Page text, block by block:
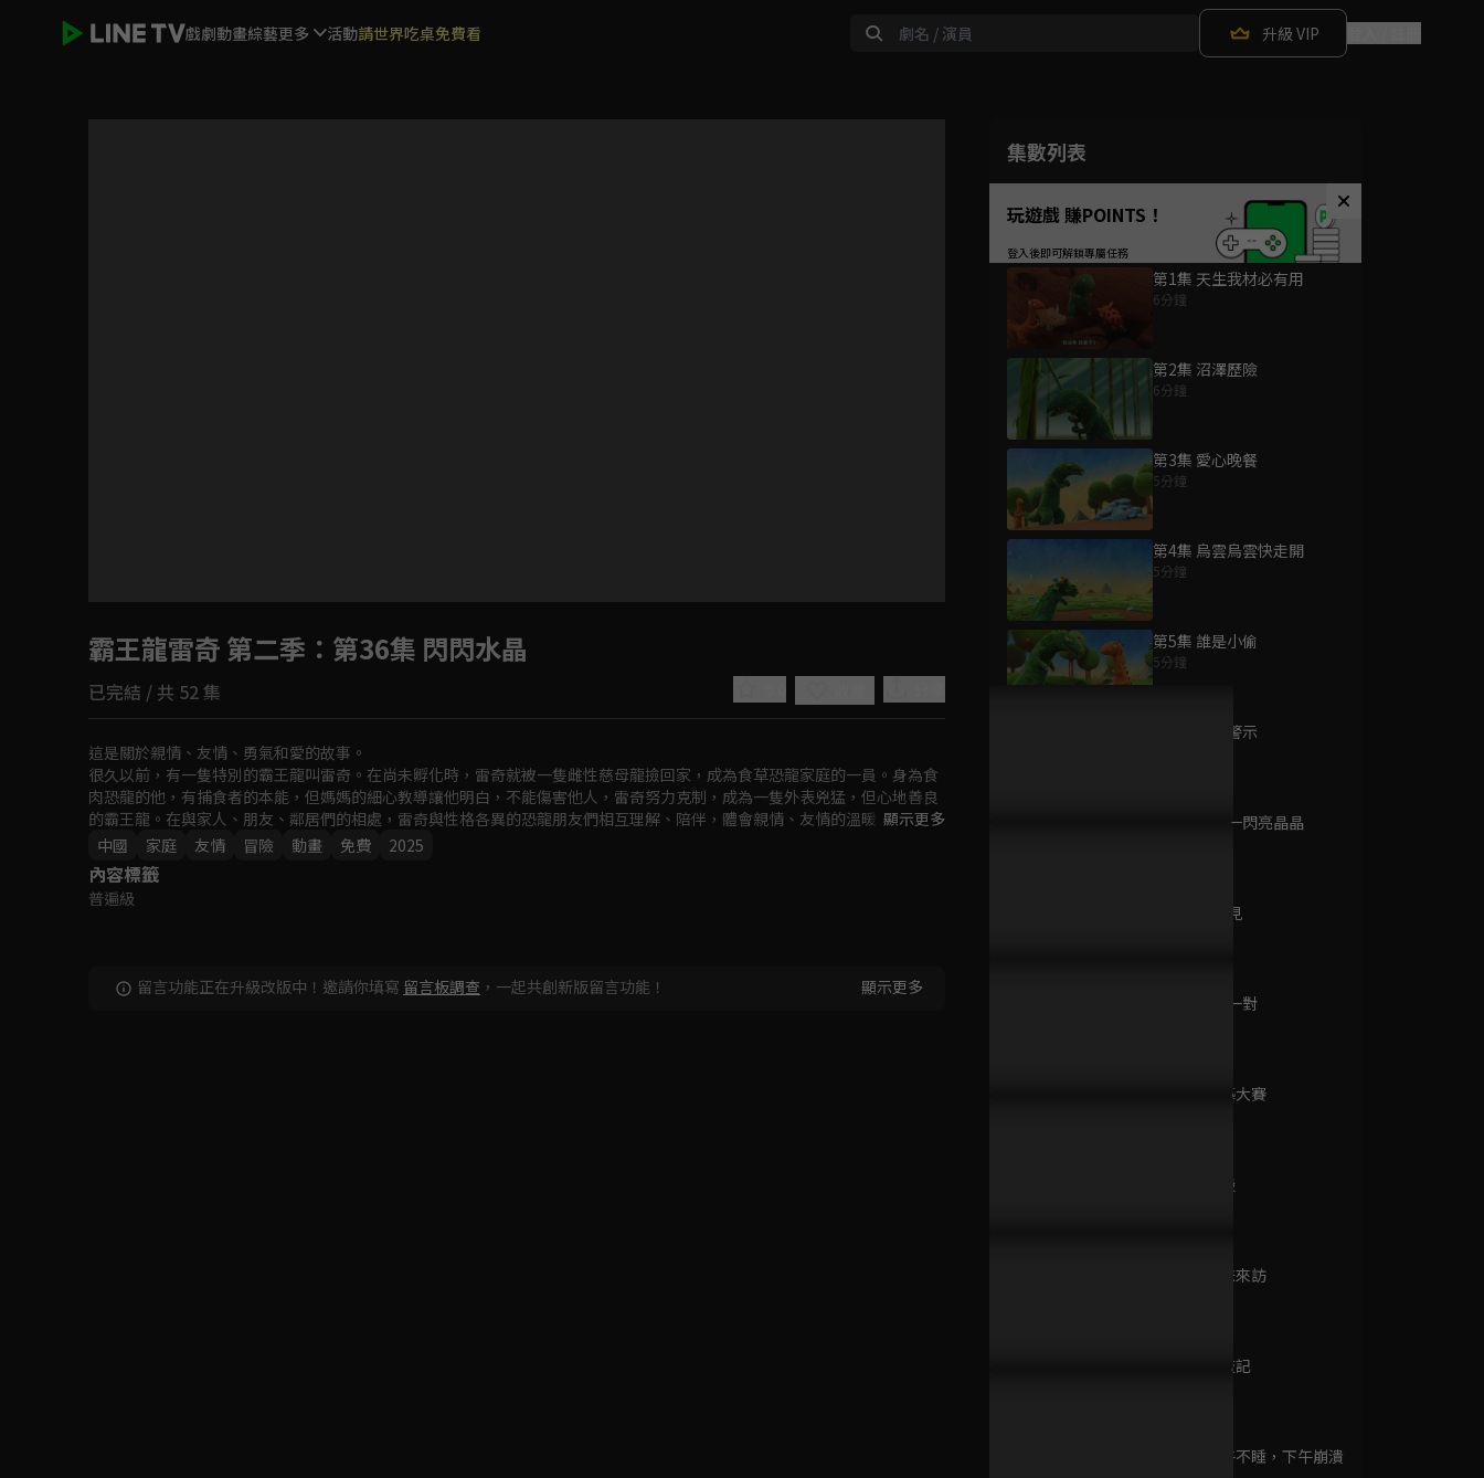
戲劇動畫綜藝更多 活動請世界吃桌免費看 升級 VIP
如有不便請見諒
集數列表
玩遊戲 賺POINTS！
第1集 天生我材必有用
6分鐘
第2集 沼澤歷險
6分鐘
第3集 愛心晚餐
5分鐘
第4集 烏雲烏雲快走開
5分鐘
第5集 誰是小偷
5分鐘
第6集 危險警示
第7集 一閃一閃亮晶晶
第8集 聽不見
第9集 天生一對
第10集 才藝大賽
第11集 破殼
第12集 表妹來訪
第13集 漂流記
第14集 中午不睡，下午崩潰
霸王龍雷奇 第二季 ：第36集 閃閃水晶
已完結 / 共 52 集
這是關於親情、友情、勇氣和愛的故事。
很久以前，有一隻特別的霸王龍叫雷奇。在尚未孵化時，雷奇就被一隻雌性慈母龍撿回家，成為食草恐龍家庭的一員。身為食
肉恐龍的他，有捕食者的本能，但媽媽的細心教導讓他明白，不能傷害他人，雷奇努力克制，成為一隻外表兇猛，但心地善良
的霸王龍。在與家人、朋友、鄰居們的相處，雷奇與性格各異的恐龍朋友們相互理解、陪伴，體會親情、友情的溫暖，學會勇
敢和愛，一起快樂生活，慢慢長大。
顯示更多
中國
家庭 友情 冒險 動畫 免費 2025
內容標籤
普遍級
留言功能正在升級改版中！邀請你填寫 留言板調查 ，一起共創新版留言功能！ 顯示更多
為您推薦
的士GO
已完結 / 共 7 集
動物守衛隊
已完結 / 共 26 集
超人力霸王傳奇